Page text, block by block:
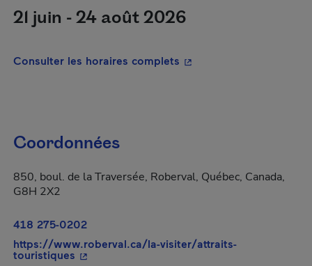
21 juin - 24 août 2026
Consulter les horaires complets - Cet hyperlien
Coordonnées
850, boul. de la Traversée, Roberval, Québec, Canada,
G8H 2X2
418 275-0202
https://www.roberval.ca/la-visiter/attraits-
touristiques - Cet hyperlien s'ouvrira dans une nouvelle